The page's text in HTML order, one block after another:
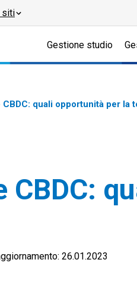
siti
Gestione studio
CBDC: quali opportunità per la
CBDC:
26.01.2023